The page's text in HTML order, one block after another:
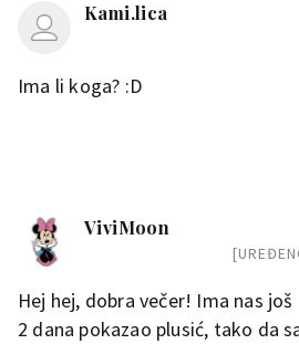
Kami.lica
Ima li koga? :D
ViviMoon
Hej hej, dobra večer! Ima nas
2 dana pokazao plusić, tako da